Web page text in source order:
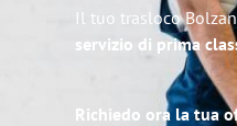
Il tuo trasloco
servizio di prima
Richiedo ora la tua